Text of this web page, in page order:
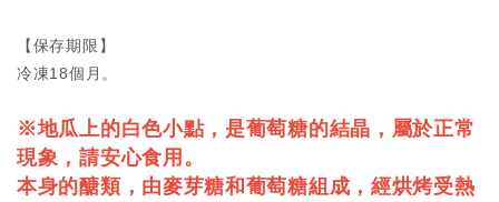
【保存期限】
冷凍18個月。
※地瓜上的白色小點，是葡萄糖的結晶，屬於正常
現象，請安心食用。
本身的醣類，由麥芽糖和葡萄糖組成，經烘烤受熱